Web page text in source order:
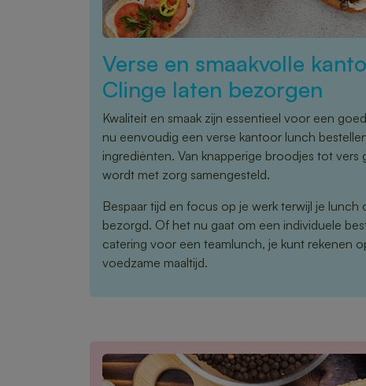
Verse en smaakvolle
Clinge laten bezorgen
Kwaliteit en smaak zijn essentieel voor een
nu eenvoudig een verse kantoor lunch
ingrediënten. Van knapperige broodjes tot vers
wordt met zorg samengesteld.
Bespaar tijd en focus op je werk terwijl je
bezorgd. Of het nu gaat om een individuele
catering voor een teamlunch, je kunt rekenen
voedzame maaltijd.